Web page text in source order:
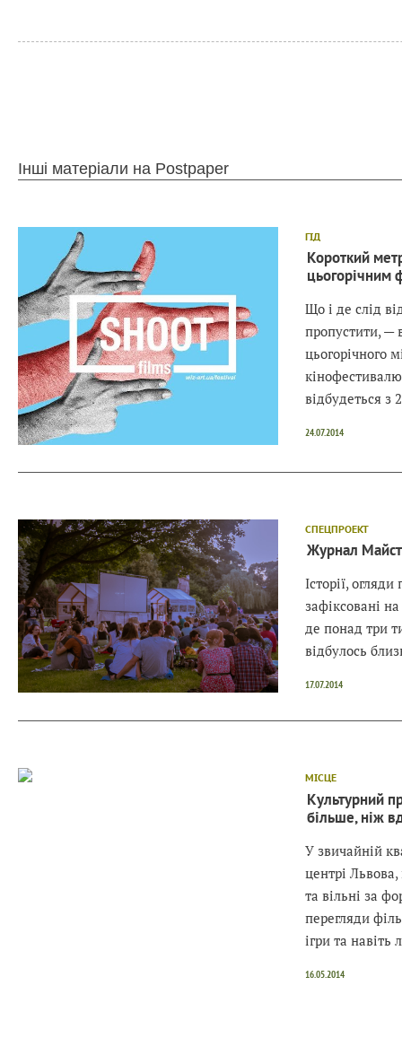
Інші матеріали на Postpaper
ГІД
Короткий
цьогорічним
Що і де слід
пропустити, —
цьогорічного
відбудеться з
24.07.2014
СПЕЦПРОЕКТ
Журнал
Історії,
зафіксовані
де понад три
відбулось
17.07.2014
МІСЦЕ
Культурний
більше, ніж
У звичайній
центрі
та вільні за
перегляди
ігри та навіть
16.05.2014